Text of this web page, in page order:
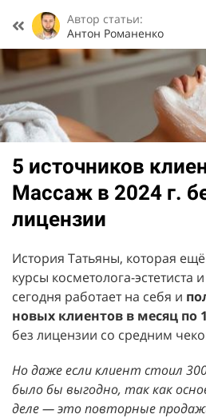
Автор статьи:
Антон Романенко
5 источников
Массаж в 2024 г.
лицензии
История Татьяны, которая
курсы косметолога-эстетиста
сегодня работает на себя и
новых клиентов в месяц по
без лицензии со средним
Но даже если клиент стоил
было бы выгодно, так как
деле — это повторные